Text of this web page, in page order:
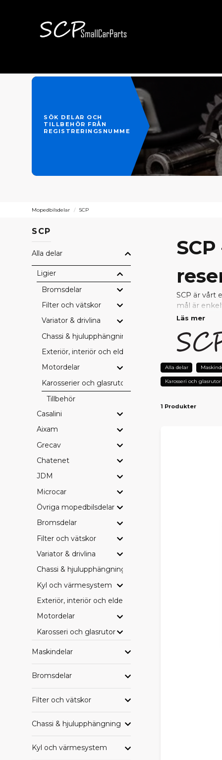
SÖK DELAR OCH
TILLBEHÖR FRÅN
REGISTRERINGSNUMMER
Mopedbilsdelar SCP
SCP
Alla delar
Ligier
Bromsdelar
Filter och vätskor
Variator & drivlina
Chassi & hjulupphängning
Exteriör, interiör och eldetaljer
Motordelar
Karosserier och glasrutor
Tillbehör
Casalini
Aixam
Grecav
Chatenet
JDM
Microcar
Övriga mopedbilsdelar
Bromsdelar
Filter och vätskor
Variator & drivlina
Chassi & hjulupphängning
Kyl och värmesystem
Exteriör, interiör och eldetaljer
Motordelar
Karosseri och glasrutor
Maskindelar
Bromsdelar
Filter och vätskor
Chassi & hjulupphängning
Kyl och värmesystem
SCP är vårt
mål är
uppfyller
reparera
Prisvärda–
Perfekt
Hjullager
Övriga
Perfekt för
SCP,
Hos oss är
Alla delar
Läs mer
Alla delar
Karosseri och glasrutor
1 Produkter